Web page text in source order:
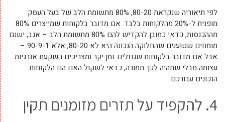
לפי תיאוריה שנקראת 80-20, 80% מתשומת הלב של בעל העסק
מופנית ל-20% מהלקוחות בלבד. אם מדובר בלקוחות שמייצרים 80%
מההכנסות, כדאי כמובן להקדיש להם 80% מתשומת הלב – אגב, ישנם
מומחים שטוענים שהחלוקה הנכונה היא לא 80-20, אלא 90-9-1 –
אבל אם מדובר בלקוחות שגוזלים זמן יקר ומצריכים השקעת אנרגיות
עצומה מבלי שתהיה לכך תמורה, כדאי לשקול האם הם הלקוחות
הנכונים עבורכם.
4. להקפיד על תזרים מזומנים תקין